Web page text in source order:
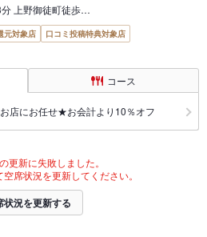
分 上野御徒町徒歩…
元対象店
口コミ投稿特典対象店
コース
店にお任せ★お会計より10％オフ
更新に失敗しました。
席状況を更新してください。
状況を更新する